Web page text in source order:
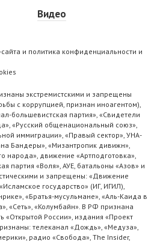
Видео
и политика конфиденциальности и
экстремистскими и запрещены
с коррупцией, признан иноагентом),
большевистская партия», «Свидетели
«Русский общенациональный союз»,
иммиграции», «Правый сектор», УНА-
Бандеры», «Мизантропик дивижн»,
народа», движение «Артподготовка»,
партия «Воля», АУЕ, батальоны «Азов» и
и запрещены: «Движение
государство» (ИГ, ИГИЛ),
«Братья-мусульмане», «Аль-Каида в
«Сеть», «Колумбайн». В РФ признана
«Открытой России», издания «Проект
телеканал «Дождь», «Медуза»,
радио «Свобода», The Insider,